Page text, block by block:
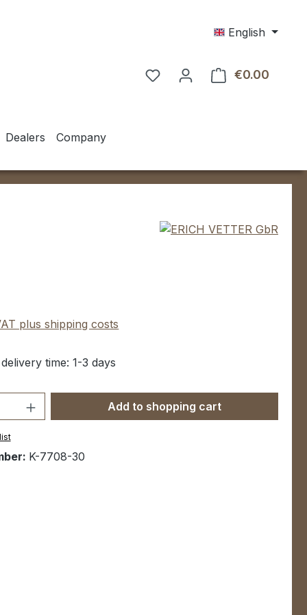
English
€0.00
Dealers Company
plus shipping costs
time: 1-3 days
Quantity: Enter the desired amount
Add to shopping cart
K-7708-30